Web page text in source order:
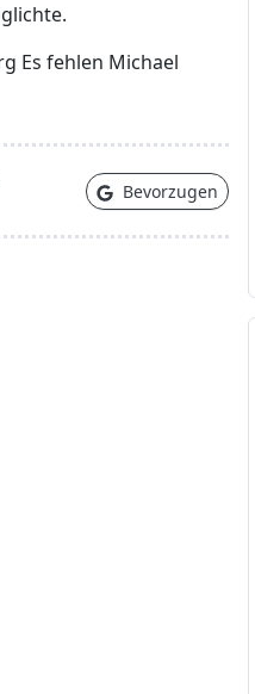
Es fehlen Michael
Bevorzugen